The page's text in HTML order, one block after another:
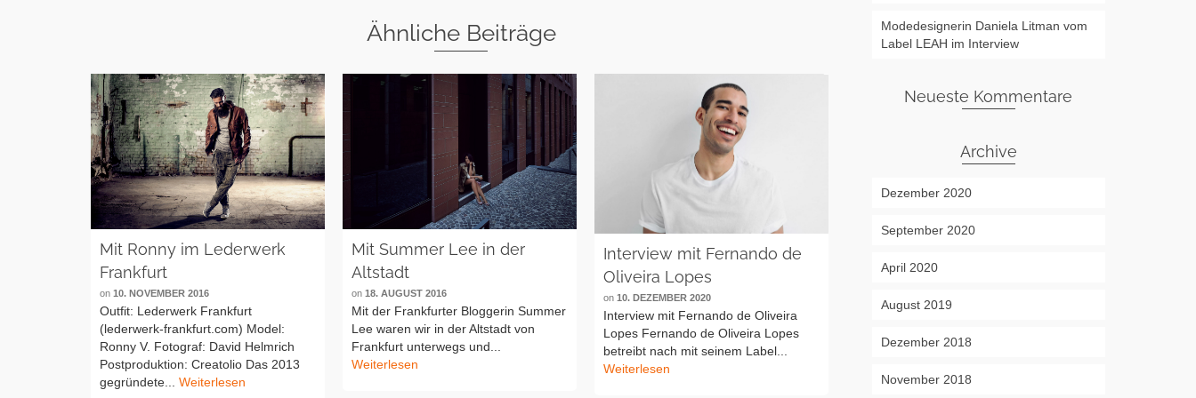
Ähnliche Beiträge
Mit Ronny im Lederwerk
Frankfurt
on 10. NOVEMBER 2016
Outfit: Lederwerk Frankfurt
(lederwerk-frankfurt.com) Model:
Ronny V. Fotograf: David Helmrich
Postproduktion: Creatolio Das 2013
gegründete... Weiterlesen
Mit Summer Lee in der
Altstadt
on18. AUGUST 2016
Mit der Frankfurter Bloggerin Summer
Lee waren wir in der Altstadt von
Frankfurt unterwegs und...
Weiterlesen
Interview mit Fernando de
Oliveira Lopes
on10. DEZEMBER 2020
Interview mit Fernando de Oliveira
Lopes Fernando de Oliveira Lopes
betreibt nach mit seinem Label...
Weiterlesen
Interview
Die Frankfurter Designerin Eva Kress
heisst dein Label, worum geht...
Modedesignerin Daniela Litman vom
Label LEAH im Interview
Neueste Kommentare
Archive
Dezember 2020
September 2020
April 2020
August 2019
Dezember 2018
November 2018